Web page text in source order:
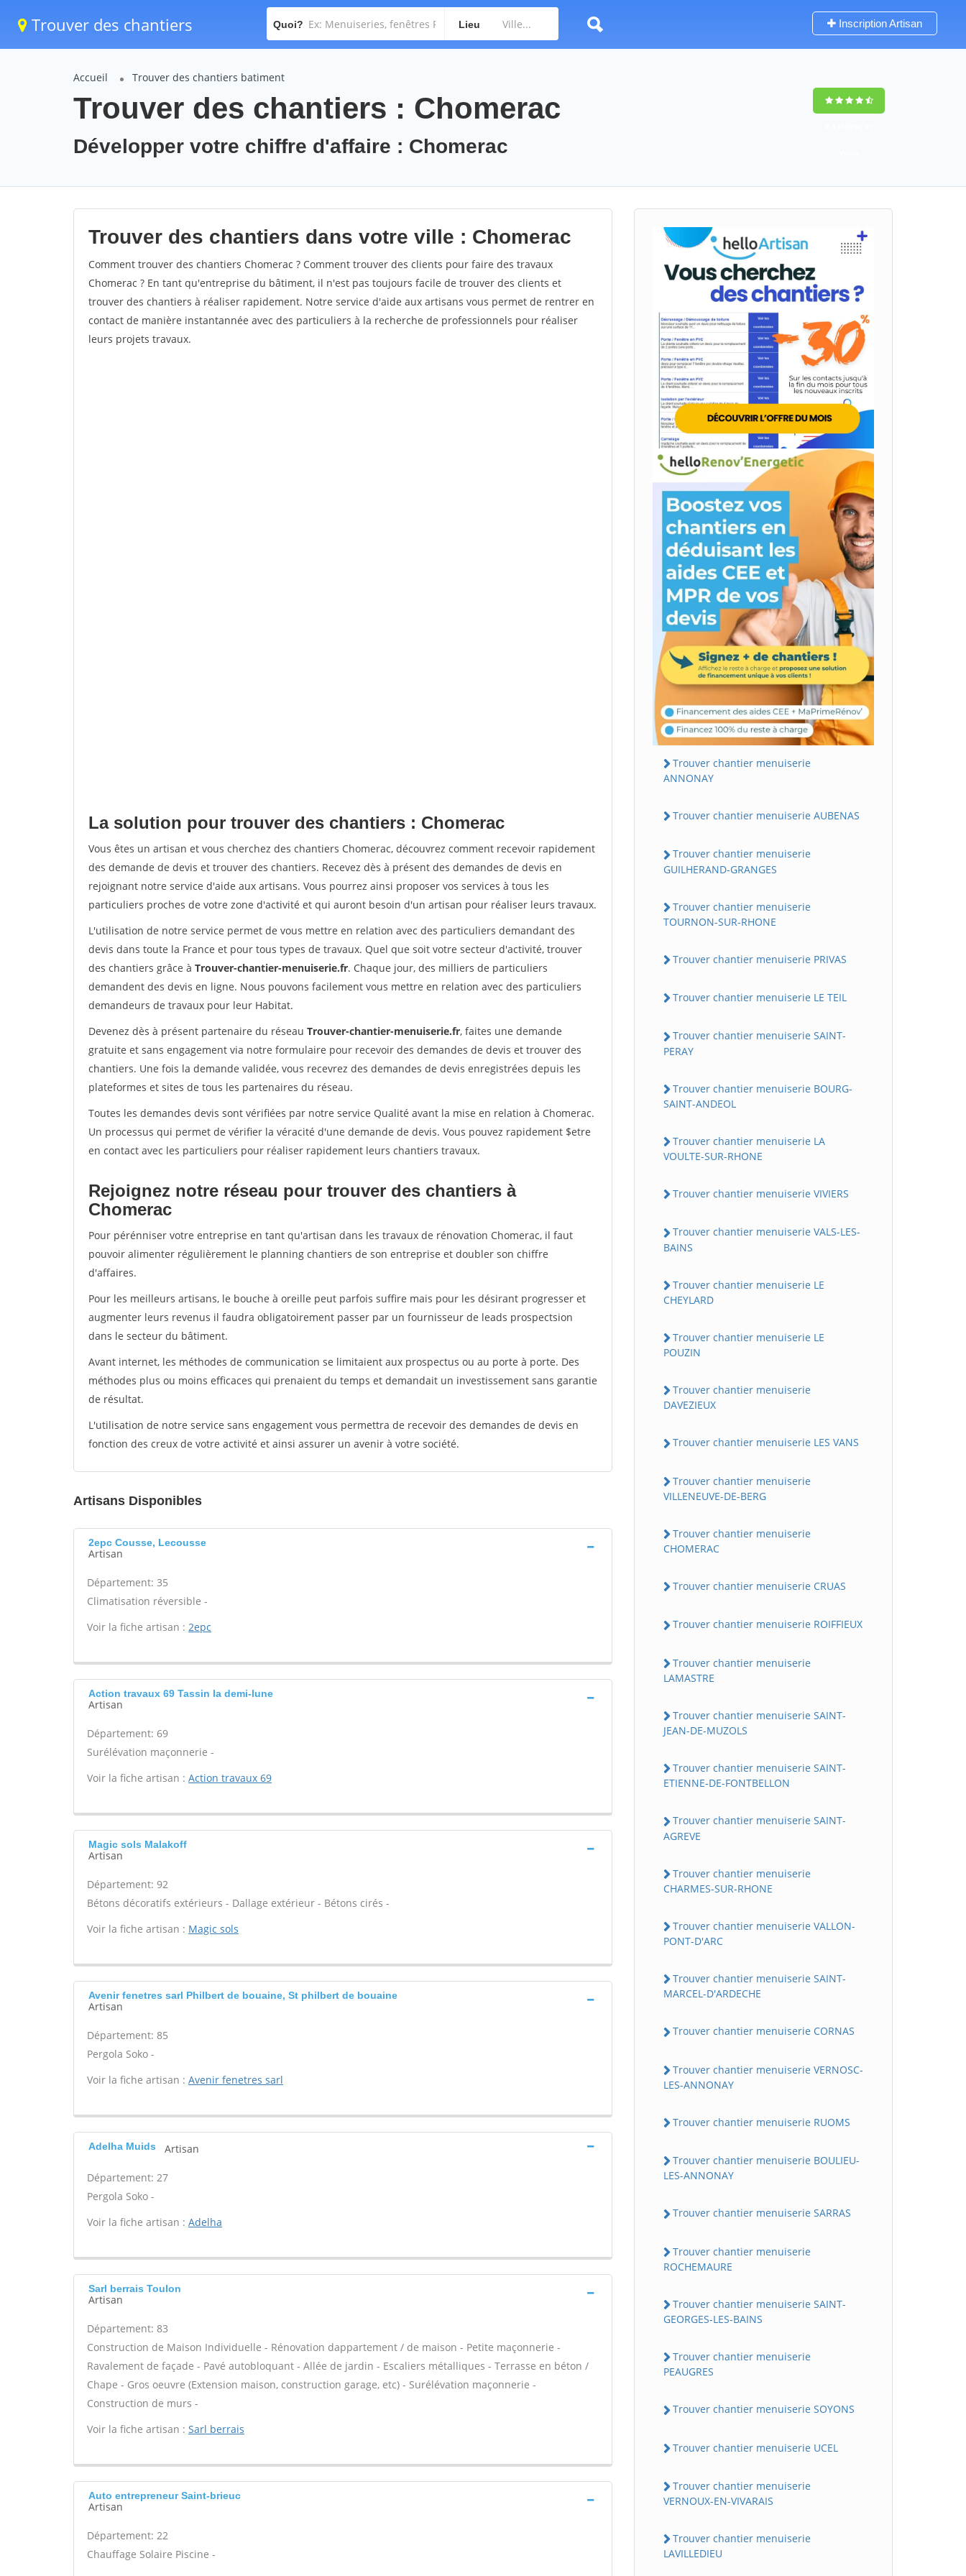
Trouver des chantiers Quoi? Lieu Inscription Artisan
Accueil Trouver des chantiers batiment
Trouver des chantiers : Chomerac
Développer votre chiffre d'affaire : Chomerac
Trouver des chantiers dans votre ville : Chomerac
Comment trouver des chantiers Chomerac ? Comment trouver des clients pour faire des travaux
Chomerac ? En tant qu'entreprise du bâtiment, il n'est pas toujours facile de trouver des clients et
trouver des chantiers à réaliser rapidement. Notre service d'aide aux artisans vous permet de rentrer en
contact de manière instantannée avec des particuliers à la recherche de professionnels pour réaliser
leurs projets travaux.
La solution pour trouver des chantiers : Chomerac
Vous êtes un artisan et vous cherchez des chantiers Chomerac, découvrez comment recevoir rapidement
des demande de devis et trouver des chantiers. Recevez dès à présent des demandes de devis en
rejoignant notre service d'aide aux artisans. Vous pourrez ainsi proposer vos services à tous les
particuliers proches de votre zone d'activité et qui auront besoin d'un artisan pour réaliser leurs travaux.
L'utilisation de notre service permet de vous mettre en relation avec des particuliers demandant des
devis dans toute la France et pour tous types de travaux. Quel que soit votre secteur d'activité, trouver
des chantiers grâce à Trouver-chantier-menuiserie.fr. Chaque jour, des milliers de particuliers
demandent des devis en ligne. Nous pouvons facilement vous mettre en relation avec des particuliers
demandeurs de travaux pour leur Habitat.
Devenez dès à présent partenaire du réseau Trouver-chantier-menuiserie.fr, faites une demande
gratuite et sans engagement via notre formulaire pour recevoir des demandes de devis et trouver des
chantiers. Une fois la demande validée, vous recevrez des demandes de devis enregistrées depuis les
plateformes et sites de tous les partenaires du réseau.
Toutes les demandes devis sont vérifiées par notre service Qualité avant la mise en relation à Chomerac.
Un processus qui permet de vérifier la véracité d'une demande de devis. Vous pouvez rapidement $etre
en contact avec les particuliers pour réaliser rapidement leurs chantiers travaux.
Rejoignez notre réseau pour trouver des chantiers à
Chomerac
Pour pérénniser votre entreprise en tant qu'artisan dans les travaux de rénovation Chomerac, il faut
pouvoir alimenter régulièrement le planning chantiers de son entreprise et doubler son chiffre
d'affaires.
Pour les meilleurs artisans, le bouche à oreille peut parfois suffire mais pour les désirant progresser et
augmenter leurs revenus il faudra obligatoirement passer par un fournisseur de leads prospectsion
dans le secteur du bâtiment.
Avant internet, les méthodes de communication se limitaient aux prospectus ou au porte à porte. Des
méthodes plus ou moins efficaces qui prenaient du temps et demandait un investissement sans garantie
de résultat.
L'utilisation de notre service sans engagement vous permettra de recevoir des demandes de devis en
fonction des creux de votre activité et ainsi assurer un avenir à votre société.
Artisans Disponibles
2epc Cousse, Lecousse
Artisan
Département: 35
Climatisation réversible -
Voir la fiche artisan : 2epc
Action travaux 69 Tassin la demi-lune
Artisan
Département: 69
Surélévation maçonnerie -
Voir la fiche artisan : Action travaux 69
Magic sols Malakoff
Artisan
Département: 92
Bétons décoratifs extérieurs - Dallage extérieur - Bétons cirés -
Voir la fiche artisan : Magic sols
Avenir fenetres sarl Philbert de bouaine, St philbert de bouaine
Artisan
Département: 85
Pergola Soko -
Voir la fiche artisan : Avenir fenetres sarl
Adelha Muids Artisan
Département: 27
Pergola Soko -
Voir la fiche artisan : Adelha
Sarl berrais Toulon
Artisan
Département: 83
Construction de Maison Individuelle - Rénovation dappartement / de maison - Petite maçonnerie -
Ravalement de façade - Pavé autobloquant - Allée de jardin - Escaliers métalliques - Terrasse en béton /
Chape - Gros oeuvre (Extension maison, construction garage, etc) - Surélévation maçonnerie -
Construction de murs -
Voir la fiche artisan : Sarl berrais
Auto entrepreneur Saint-brieuc
Artisan
Département: 22
Chauffage Solaire Piscine -
Trouver chantier menuiserie
ANNONAY
Trouver chantier menuiserie AUBENAS
Trouver chantier menuiserie
GUILHERAND-GRANGES
Trouver chantier menuiserie
TOURNON-SUR-RHONE
Trouver chantier menuiserie PRIVAS
Trouver chantier menuiserie LE TEIL
Trouver chantier menuiserie SAINT-
PERAY
Trouver chantier menuiserie BOURG-
SAINT-ANDEOL
Trouver chantier menuiserie LA
VOULTE-SUR-RHONE
Trouver chantier menuiserie VIVIERS
Trouver chantier menuiserie VALS-LES-
BAINS
Trouver chantier menuiserie LE
CHEYLARD
Trouver chantier menuiserie LE
POUZIN
Trouver chantier menuiserie
DAVEZIEUX
Trouver chantier menuiserie LES VANS
Trouver chantier menuiserie
VILLENEUVE-DE-BERG
Trouver chantier menuiserie
CHOMERAC
Trouver chantier menuiserie CRUAS
Trouver chantier menuiserie ROIFFIEUX
Trouver chantier menuiserie
LAMASTRE
Trouver chantier menuiserie SAINT-
JEAN-DE-MUZOLS
Trouver chantier menuiserie SAINT-
ETIENNE-DE-FONTBELLON
Trouver chantier menuiserie SAINT-
AGREVE
Trouver chantier menuiserie
CHARMES-SUR-RHONE
Trouver chantier menuiserie VALLON-
PONT-D'ARC
Trouver chantier menuiserie SAINT-
MARCEL-D'ARDECHE
Trouver chantier menuiserie CORNAS
Trouver chantier menuiserie VERNOSC-
LES-ANNONAY
Trouver chantier menuiserie RUOMS
Trouver chantier menuiserie BOULIEU-
LES-ANNONAY
Trouver chantier menuiserie SARRAS
Trouver chantier menuiserie
ROCHEMAURE
Trouver chantier menuiserie SAINT-
GEORGES-LES-BAINS
Trouver chantier menuiserie
PEAUGRES
Trouver chantier menuiserie SOYONS
Trouver chantier menuiserie UCEL
Trouver chantier menuiserie
VERNOUX-EN-VIVARAIS
Trouver chantier menuiserie
LAVILLEDIEU